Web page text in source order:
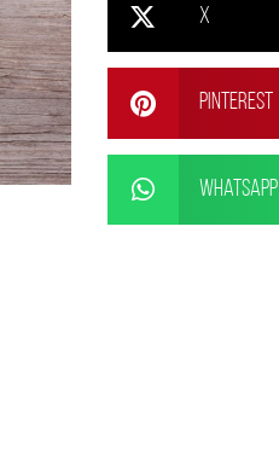
X
Pinterest
WhatsApp